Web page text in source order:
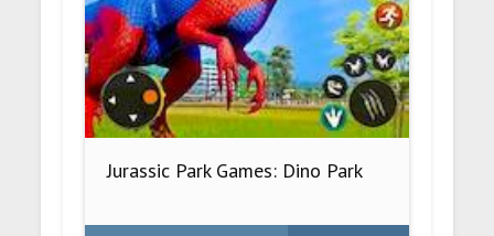
Jurassic Park Games: Dino Park